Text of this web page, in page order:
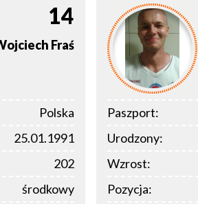
14
Fraś
Polska
25.01.1991
202
środkowy
Paszport:
Urodzony:
Wzrost:
Pozycja: